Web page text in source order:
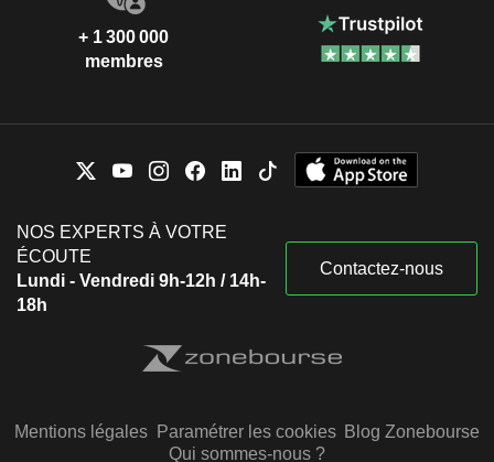
+ 1 300 000
membres
NOS EXPERTS À VOTRE
ÉCOUTE
Lundi - Vendredi 9h-12h / 14h-
18h
Contactez-nous
Mentions légales Paramétrer les cookies Blog Zonebourse
Qui sommes-nous ?